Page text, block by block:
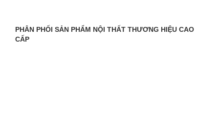
PHÂN PHỐI SẢN PHẨM NỘI THẤT THƯƠNG HIỆU CAO
CẤP